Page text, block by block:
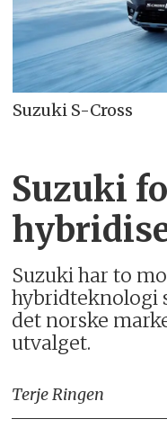
Suzuki S-Cross
Suzuki
Suzuki har to
hybridteknologi
det norske
utvalget.
Terje Ringen